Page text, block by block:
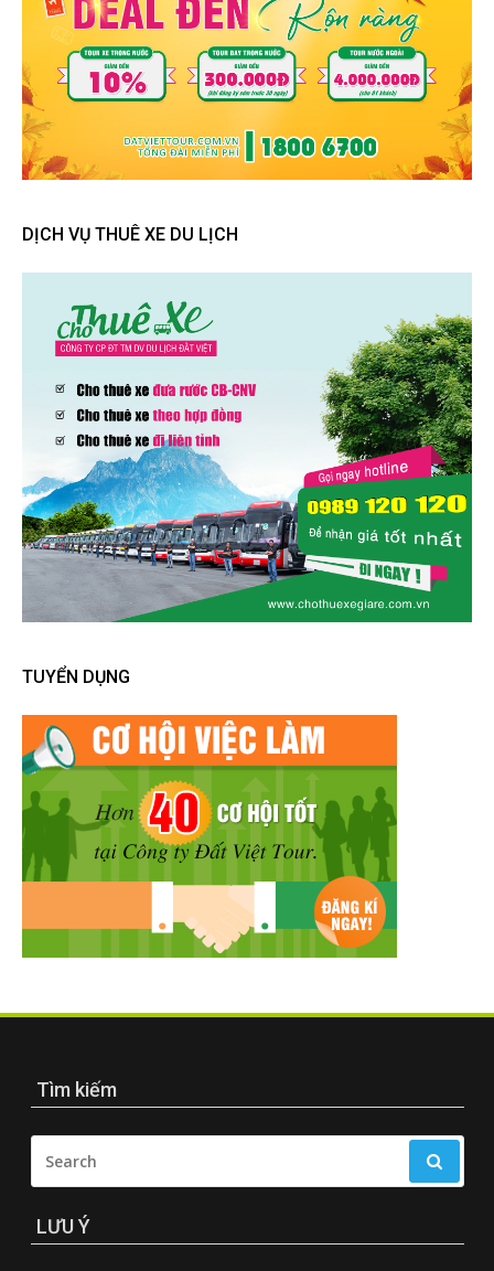
DỊCH VỤ THUÊ XE DU LỊCH
TUYỂN DỤNG
Tìm kiếm
FOR:
LƯU Ý